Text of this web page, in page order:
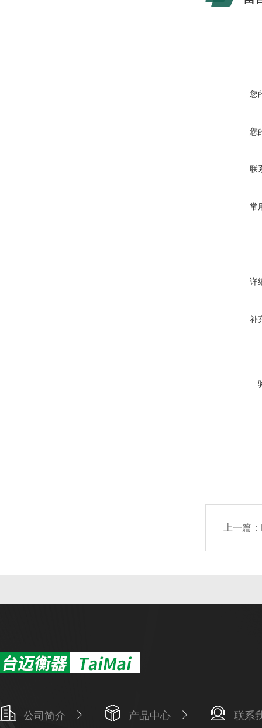
您
您
联
常
详
补
上一篇：
公司简介 产品中心 联系